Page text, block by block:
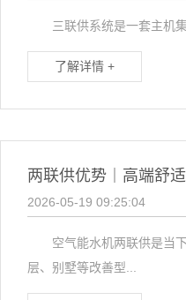
三联供系统是一套主机集
了解详情 +
两联供优势｜高端舒
2026-05-19 09:25:04
空气能水机两联供是当下
层、别墅等改善型...